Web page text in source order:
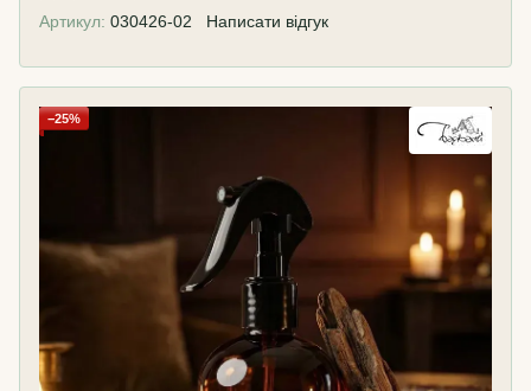
Артикул: 030426-02 Написати відгук
−25%